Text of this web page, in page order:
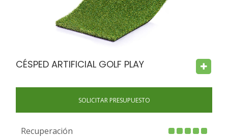
CÉSPED ARTIFICIAL GOLF PLAY
SOLICITAR PRESUPUESTO
Recuperación